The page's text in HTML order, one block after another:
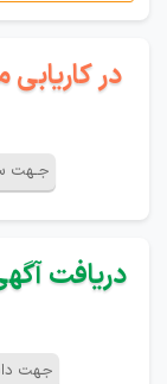
در
جـهت
دریافت
جهت